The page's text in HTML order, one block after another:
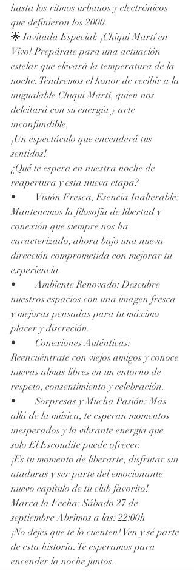
hasta los ritmos urbanos y electrónicos
que definieron los 2000.
🌟 Invitada Especial: ¡Chiqui Martí en
Vivo! Prepárate para una actuación
estelar que elevará la temperatura de la
noche. Tendremos el honor de recibir a la
inigualable Chiqui Martí, quien nos
deleitará con su energía y arte
inconfundible,
¡Un espectáculo que encenderá tus
sentidos!
¿Qué te espera en nuestra noche de
reapertura y esta nueva etapa?
•	Visión Fresca, Esencia Inalterable:
Mantenemos la filosofía de libertad y
conexión que siempre nos ha
caracterizado, ahora bajo una nueva
dirección comprometida con mejorar tu
experiencia.
•	Ambiente Renovado: Descubre
nuestros espacios con una imagen fresca
y mejoras pensadas para tu máximo
placer y discreción.
•	Conexiones Auténticas:
Reencuéntrate con viejos amigos y conoce
nuevas almas libres en un entorno de
respeto, consentimiento y celebración.
•	Sorpresas y Mucha Pasión: Más
allá de la música, te esperan momentos
inesperados y la vibrante energía que
solo El Escondite puede ofrecer.
¡Es tu momento de liberarte, disfrutar sin
ataduras y ser parte del emocionante
nuevo capítulo de tu club favorito!
Marca la Fecha: Sábado 27 de
septiembre Abrimos a las: 22:00h
¡No dejes que te lo cuenten! Ven y sé parte
de esta historia. Te esperamos para
encender la noche juntos.